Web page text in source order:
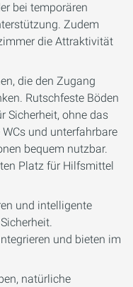
bei temporären
Zudem
die Attraktivität
die den Zugang
Rutschfeste Böden
Sicherheit, ohne das
und unterfahrbare
bequem nutzbar.
Platz für Hilfsmittel
und intelligente
und bieten im
natürliche